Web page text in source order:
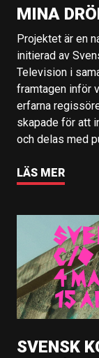
MINA
Projektet är en
initierad av
Television i
framtagen inför
erfarna
skapade för att
och delas med
LÄS MER
SVENSK